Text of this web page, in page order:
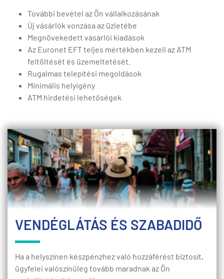
További bevétel az Ön vállalkozásának
Új vásárlók vonzása az üzletébe
Megnövekedett vásárlói kiadások
Az Euronet EFT teljes mértékben kezeli az ATM
feltöltését és üzemeltetését.
Rugalmas telepítési megoldások
Minimális helyigény
ATM hirdetési lehetőségek
VENDÉGLÁTÁS ÉS SZABADIDŐ
Ha a helyszínen készpénzhez való hozzáférést biztosít,
ügyfelei valószínűleg tovább maradnak az Ön